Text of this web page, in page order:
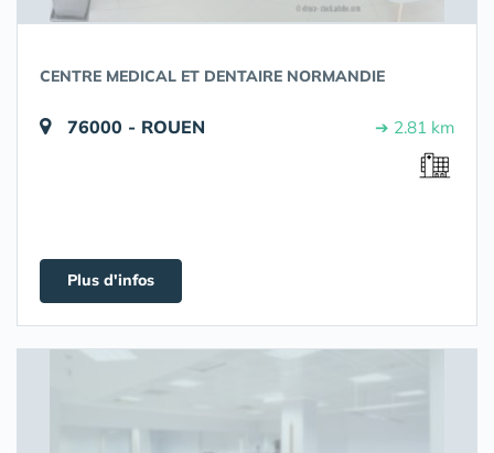
CENTRE MEDICAL ET DENTAIRE NORMANDIE
76000 - ROUEN ➔ 2.81 km
Plus d'infos